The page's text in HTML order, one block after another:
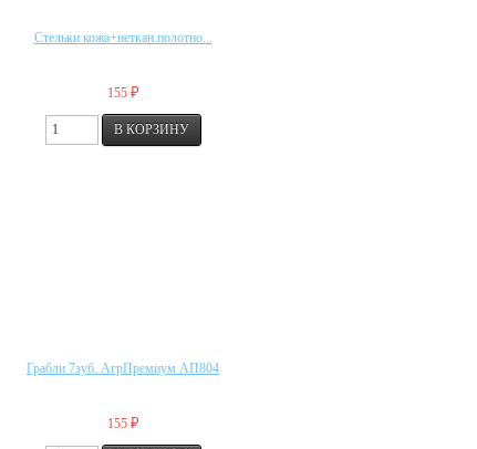
Стельки кожа+неткан.полотно...
155 ₽
Грабли 7зуб. АгрПремиум АП804
155 ₽